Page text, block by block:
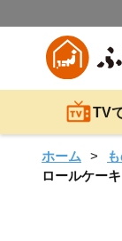
TV
ホーム
ロールケー